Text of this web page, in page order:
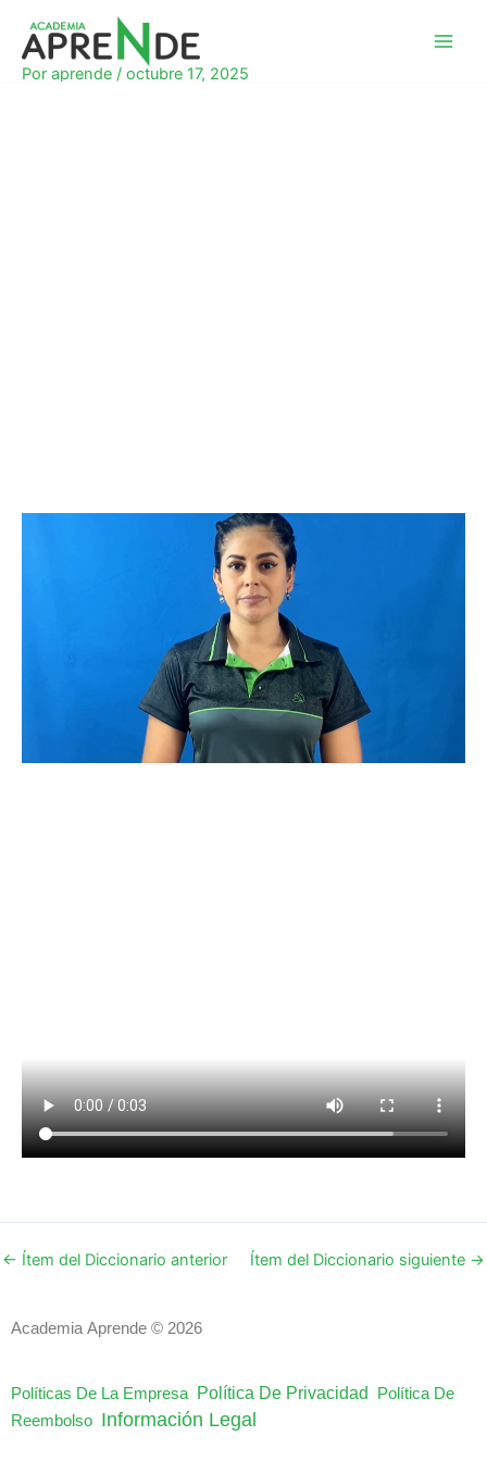
contenido
Por aprende / octubre 17, 2025
← Ítem del Diccionario anterior Ítem del Diccionario siguiente →
Academia Aprende © 2026
Políticas De La Empresa Política De Privacidad
Política De
Reembolso Información Legal